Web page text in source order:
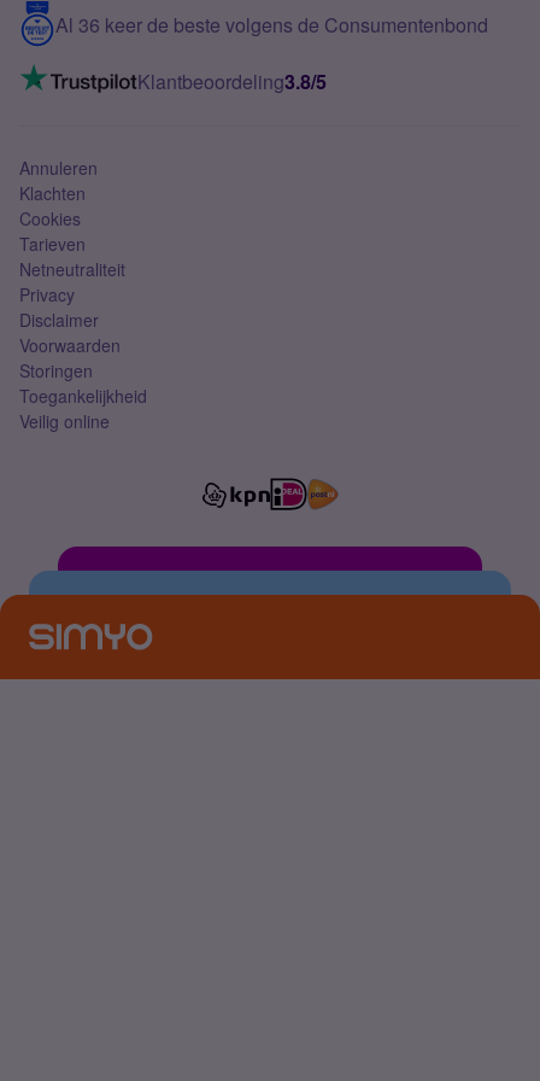
Mobiel internet
Mobiel abonnement
Contact
VoLTE 4G bellen
Al 36 keer de beste volgens de Consumentenbond
Klantbeoordeling3.8/5
Annuleren
Klachten
Cookies
Tarieven
Netneutraliteit
Privacy
Disclaimer
Voorwaarden
Storingen
Toegankelijkheid
Veilig online